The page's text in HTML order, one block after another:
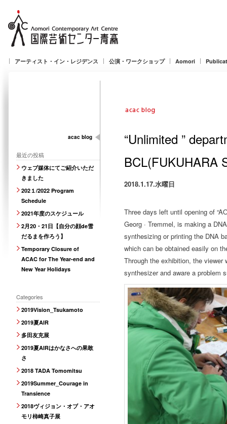
アーティスト・イン・レジデンス 公演・ワークショップ Aomori
BCL(FUKUHARA
2018.1.17.水曜日
Three days left until opening of
Georg · Tremmel, is making a
synthesizing or printing the DNA
which can be obtained easily on
Through the exhibition, the
synthesizer and aware a problem
acac blog
最近の投稿
ウェブ媒体にてご紹介いただ
きました
202１/2022 Program
Schedule
2021年度のスケジュール
2月20・21日【自分の顔de雪
だるまを作ろう】
Temporary Closure of
ACAC for The Year-end and
New Year Holidays
Categories
2019Vision_Tsukamoto
2019夏AIR
多田友充展
2019夏AIRはかなさへの果敢
さ
2018 TADA Tomomitsu
2019Summer_Courage in
Transience
2018ヴィジョン・オブ・アオ
モリ柿崎真子展